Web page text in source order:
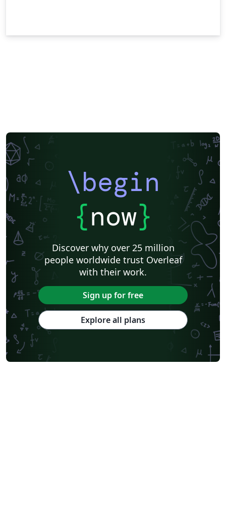
\begin
{now}
Discover why over 25 million
people worldwide trust Overleaf
with their work.
Sign up for free
Explore all plans